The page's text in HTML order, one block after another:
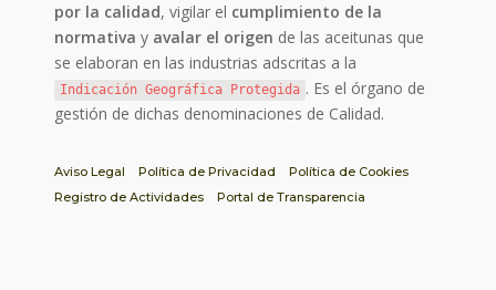
por la calidad, vigilar el cumplimiento de la
normativa y avalar el origen de las aceitunas que
se elaboran en las industrias adscritas a la
Indicación Geográfica Protegida . Es el órgano de
gestión de dichas denominaciones de Calidad.
Aviso Legal Política de Privacidad
Política de Cookies
Registro de Actividades
Portal de Transparencia